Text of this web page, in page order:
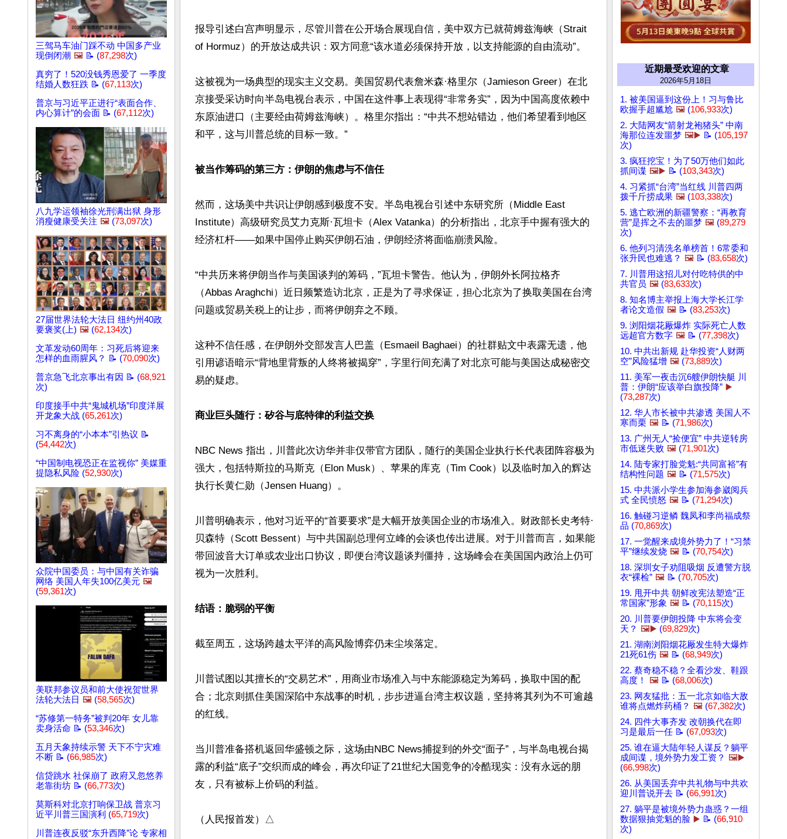
三驾马车油门踩不动 中国多产业
现倒闭潮 🖼️ 📝 (87,298次)
真穷了！520没钱秀恩爱了 一季度
结婚人数狂跌 📝 (67,113次)
普京与习近平正进行“表面合作、
内心算计”的会面 📝 (67,112次)
八九学运领袖徐光刑满出狱 身形
消瘦健康受关注 🖼️ (73,097次)
27届世界法轮大法日 纽约州40政
要褒奖(上) 🖼️ (62,134次)
文革发动60周年：习死后将迎来
怎样的血雨腥风？ 📝 (70,090次)
普京急飞北京事出有因 📝 (68,921
次)
印度接手中共“鬼城机场”印度洋展
开龙象大战 (65,261次)
习不离身的“小本本”引热议 📝
(54,442次)
“中国制电视恐正在监视你” 美媒重
提隐私风险 (52,930次)
众院中国委员：与中国有关诈骗
网络 美国人年失100亿美元 🖼️
(59,361次)
美联邦参议员和前大使祝贺世界
法轮大法日 🖼️ (58,565次)
“苏修第一特务”被判20年 女儿靠
卖身活命 📝 (53,346次)
五月天象持续示警 天下不宁灾难
不断 📝 (66,985次)
信贷跳水 社保崩了 政府又忽悠养
老靠街坊 📝 (66,773次)
莫斯科对北京打响保卫战 普京习
近平川普三国演利 (65,719次)
川普连夜反驳“东升西降”论 专家相
报导引述白宫声明显示，尽管川普在公开场合展现自信，美中双方已就荷姆兹海峡（Strait
of Hormuz）的开放达成共识：双方同意“该水道必须保持开放，以支持能源的自由流动”。
这被视为一场典型的现实主义交易。美国贸易代表詹米森·格里尔（Jamieson Greer）在北
京接受采访时向半岛电视台表示，中国在这件事上表现得“非常务实”，因为中国高度依赖中
东原油进口（主要经由荷姆兹海峡）。格里尔指出：“中共不想站错边，他们希望看到地区
和平，这与川普总统的目标一致。”
被当作筹码的第三方：伊朗的焦虑与不信任
然而，这场美中共识让伊朗感到极度不安。半岛电视台引述中东研究所（Middle East
Institute）高级研究员艾力克斯·瓦坦卡（Alex Vatanka）的分析指出，北京手中握有强大的
经济杠杆——如果中国停止购买伊朗石油，伊朗经济将面临崩溃风险。
“中共历来将伊朗当作与美国谈判的筹码，”瓦坦卡警告。他认为，伊朗外长阿拉格齐
（Abbas Araghchi）近日频繁造访北京，正是为了寻求保证，担心北京为了换取美国在台湾
问题或贸易关税上的让步，而将伊朗弃之不顾。
这种不信任感，在伊朗外交部发言人巴盖（Esmaeil Baghaei）的社群贴文中表露无遗，他
引用谚语暗示“背地里背叛的人终将被揭穿”，字里行间充满了对北京可能与美国达成秘密交
易的疑虑。
商业巨头随行：矽谷与底特律的利益交换
NBC News 指出，川普此次访华并非仅带官方团队，随行的美国企业执行长代表团阵容极为
强大，包括特斯拉的马斯克（Elon Musk）、苹果的库克（Tim Cook）以及临时加入的辉达
执行长黄仁勋（Jensen Huang）。
川普明确表示，他对习近平的“首要要求”是大幅开放美国企业的市场准入。财政部长史考特·
贝森特（Scott Bessent）与中共国副总理何立峰的会谈也传出进展。对于川普而言，如果能
带回波音大订单或农业出口协议，即便台湾议题谈判僵持，这场峰会在美国国内政治上仍可
视为一次胜利。
结语：脆弱的平衡
截至周五，这场跨越太平洋的高风险博弈仍未尘埃落定。
川普试图以其擅长的“交易艺术”，用商业市场准入与中东能源稳定为筹码，换取中国的配
合；北京则抓住美国深陷中东战事的时机，步步进逼台湾主权议题，坚持将其列为不可逾越
的红线。
当川普准备搭机返回华盛顿之际，这场由NBC News捕捉到的外交“面子”，与半岛电视台揭
露的利益“底子”交织而成的峰会，再次印证了21世纪大国竞争的冷酷现实：没有永远的朋
友，只有被标上价码的利益。
（人民报首发）△
近期最受欢迎的文章
2026年5月18日
1. 被美国逼到这份上！习与鲁比
欧握手超尴尬 🖼️ (106,933次)
2. 大陆网友“箭射龙袍猪头” 中南
海那位连发噩梦 🖼️▶️ 📝 (105,197
次)
3. 疯狂挖宝！为了50万他们如此
抓间谍 🖼️▶️ 📝 (103,343次)
4. 习紧抓“台湾”当红线 川普四两
拨千斤捞成果 🖼️ (103,338次)
5. 逃亡欧洲的新疆警察：“再教育
营”是挥之不去的噩梦 🖼️ (89,279
次)
6. 他列习清洗名单榜首！6常委和
张升民也难逃？ 🖼️ 📝 (83,658次)
7. 川普用这招儿对付吃特供的中
共官员 🖼️ (83,633次)
8. 知名博主举报上海大学长江学
者论文造假 🖼️ 📝 (83,253次)
9. 浏阳烟花厰爆炸 实际死亡人数
远超官方数字 🖼️ 📝 (77,398次)
10. 中共出新规 赴华投资“人财两
空”风险猛增 🖼️ (73,889次)
11. 美军一夜击沉6艘伊朗快艇 川
普：伊朗“应该举白旗投降” ▶️
(73,287次)
12. 华人市长被中共渗透 美国人不
寒而栗 🖼️ 📝 (71,986次)
13. 广州无人“捡便宜” 中共逆转房
市低迷失败 🖼️ (71,901次)
14. 陆专家打脸党魁:“共同富裕”有
结构性问题 🖼️ 📝 (71,575次)
15. 中共派小学生参加海参崴阅兵
式 全民愤怒 🖼️ 📝 (71,294次)
16. 触碰习逆鳞 魏凤和李尚福成祭
品 (70,869次)
17. 一觉醒来成境外势力了！“习禁
平”继续发烧 🖼️ 📝 (70,754次)
18. 深圳女子劝阻吸烟 反遭警方脱
衣“裸检” 🖼️ 📝 (70,705次)
19. 甩开中共 朝鲜改宪法塑造“正
常国家”形象 🖼️ 📝 (70,115次)
20. 川普要伊朗投降 中东将会变
天？ 🖼️▶️ (69,829次)
21. 湖南浏阳烟花厰发生特大爆炸
21死61伤 🖼️ 📝 (68,949次)
22. 蔡奇稳不稳？全看沙发、鞋跟
高度！
🖼️ 📝 (68,006次)
23. 网友猛批：五一北京如临大敌
谁将点燃炸药桶？ 🖼️ (67,382次)
24. 四件大事齐发 改朝换代在即
习是最后一任 📝 (67,093次)
25. 谁在逼大陆年轻人谋反？躺平
成间谍，境外势力发工资？ 🖼️▶️
(66,998次)
26. 从美国丢弃中共礼物与中共欢
迎川普说开去 📝 (66,991次)
27. 躺平是被境外势力蛊惑？一组
数据狠抽党魁的脸 ▶️ 📝 (66,910
次)